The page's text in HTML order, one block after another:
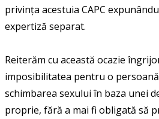
privința acestuia CAPC
expertiză separat.
Reiterăm cu această ocazie
imposibilitatea pentru o
schimbarea sexului în baza unei
proprie, fără a mai fi obligată să